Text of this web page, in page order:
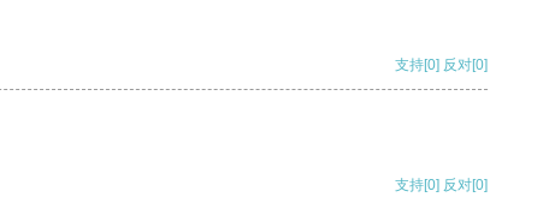
支持[0] 反对[0]
支持[0] 反对[0]